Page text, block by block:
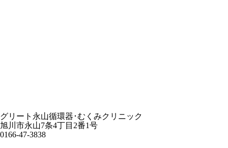
グリート永山循環器･むくみクリニック
旭川市永山7条4丁目2番1号
0166-47-3838